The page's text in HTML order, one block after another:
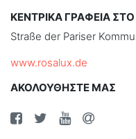
ΚΕΝΤΡΙΚΑ ΓΡΑΦΕΙΑ
Straße der Pariser
www.rosalux.de
ΑΚΟΛΟΥΘΗΣΤΕ ΜΑΣ